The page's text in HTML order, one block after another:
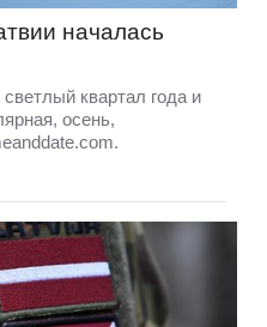
началась
квартал года и
осень,